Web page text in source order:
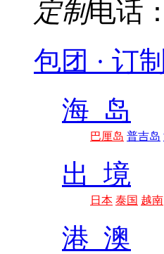
定制电话
包团 · 订制
海 岛
巴厘岛 普吉岛
出 境
日本 泰国 越南
港 澳